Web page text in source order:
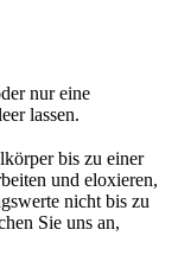
nur eine
lassen.
bis zu einer
und eloxieren,
nicht bis zu
Sie uns an,